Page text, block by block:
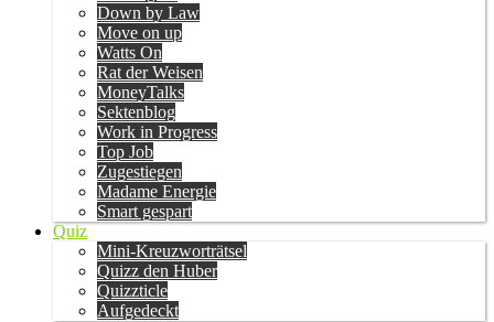
Down by Law
Move on up
Watts On
Rat der Weisen
MoneyTalks
Sektenblog
Work in Progress
Top Job
Zugestiegen
Madame Energie
Smart gespart
Quiz
Mini-Kreuzworträtsel
Quizz den Huber
Quizzticle
Aufgedeckt